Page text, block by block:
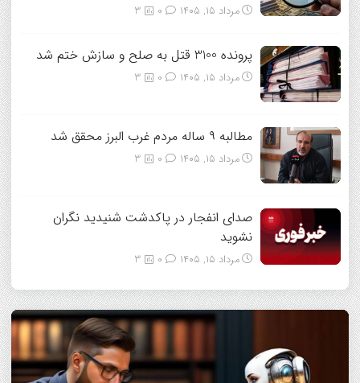
مرداد ۱۵, ۱۴۰۵ 3
پرونده 3100 قتل به صلح و سازش ختم شد
مرداد ۱۵, ۱۴۰۵ 3
مطالبه ۹ ساله مردم غرب البرز محقق شد
مرداد ۱۵, ۱۴۰۵ 3
صدای انفجار در پاکدشت شنیدید نگران
نشوید
مرداد ۱۵, ۱۴۰۵ 3